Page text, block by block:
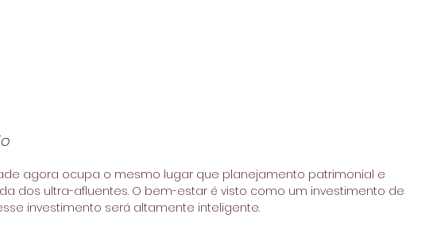
agora ocupa o mesmo lugar que planejamento patrimonial e
dos ultra-afluentes. O bem-estar é visto como um investimento de
investimento será altamente inteligente.